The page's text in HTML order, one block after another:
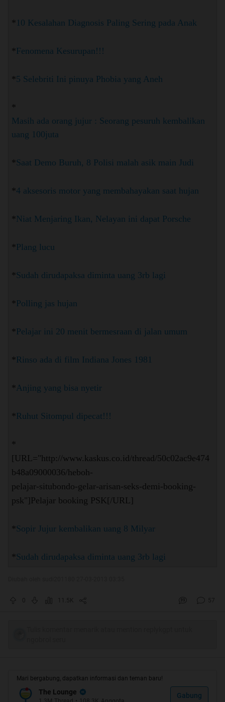
* 10 Kesalahan Diagnosis Paling Sering pada Anak
*Fenomena Kesurupan!!!
*5 Selebriti Ini pinuya Phobia yang Aneh
*
Masih ada orang jujur : Seorang pesuruh kembalikan
uang 100juta
*Saat Demo Buruh, 8 Polisi malah asik main Judi
*4 aksesoris motor yang membahayakan saat hujan
*Niat Menjaring Ikan, Nelayan ini dapat Porsche
*Plang lucu
*Sudah dirudapaksa diminta uang 3rb lagi
*Polling jas hujan
*Pelajar ini 20 menit bermesraan di jalan umum
*Rinso ada di film Indiana Jones 1981
*Anjing yang bisa nyetir
*Ruhut Sitompul dipecat!!!
*
[URL="http://www.kaskus.co.id/thread/50c02ac9e474
b48a09000036/heboh-
pelajar-situbondo-gelar-arisan-seks-demi-booking-
psk"]Pelajar booking PSK[/URL]
*Sopir Jujur kembalikan uang 8 Milyar
*Sudah dirudapaksa diminta uang 3rb lagi
0 11.5K 57
Mari bergabung, dapatkan informasi dan teman baru!
The Lounge Gabung